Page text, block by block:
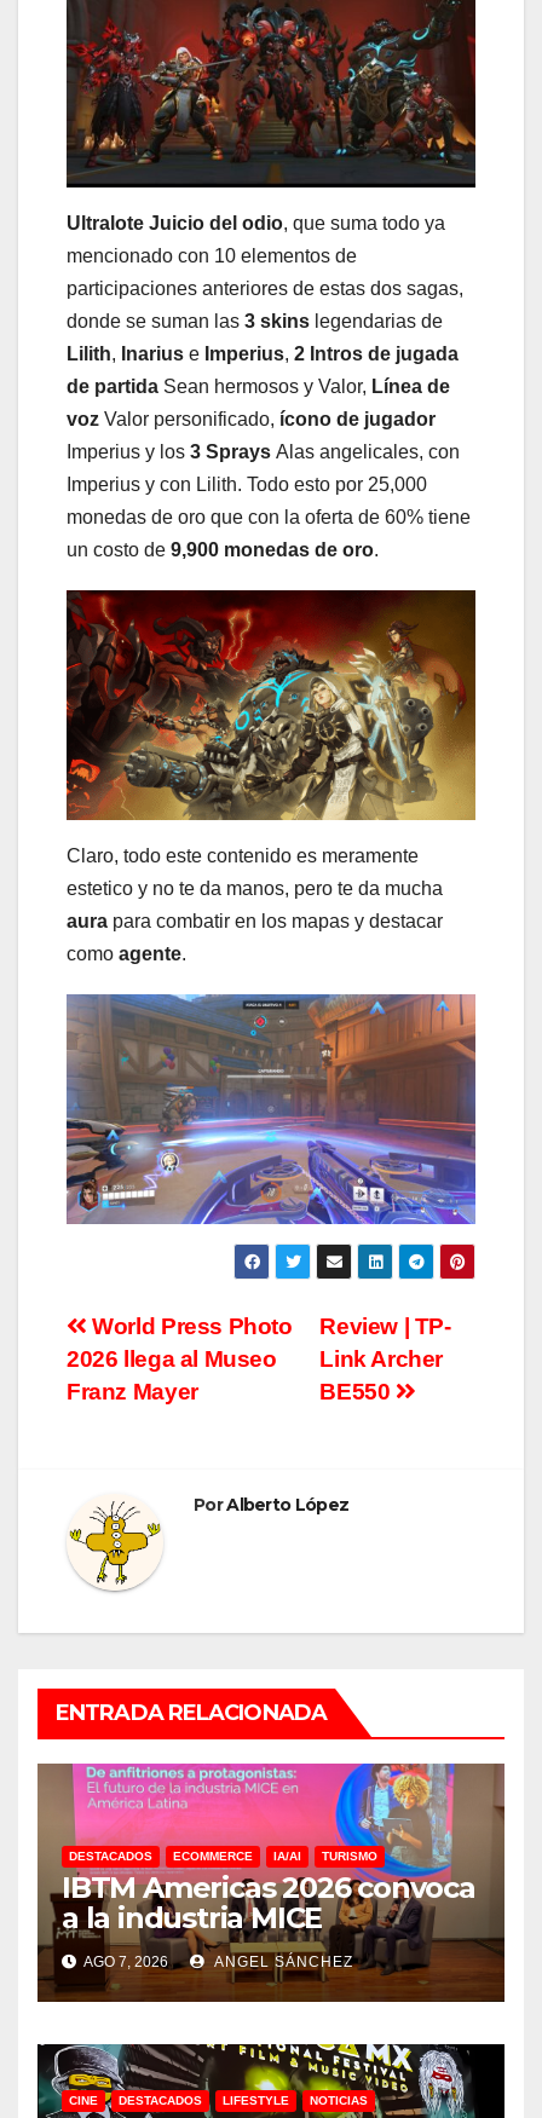
Ultralote Juicio del odio, que suma todo ya
mencionado con 10 elementos de
participaciones anteriores de estas dos sagas,
donde se suman las 3 skins legendarias de
Lilith, Inarius e Imperius, 2 Intros de jugada
de partida Sean hermosos y Valor, Línea de
voz Valor personificado, ícono de jugador
Imperius y los 3 Sprays Alas angelicales, con
Imperius y con Lilith. Todo esto por 25,000
monedas de oro que con la oferta de 60% tiene
un costo de 9,900 monedas de oro.
Claro, todo este contenido es meramente
estetico y no te da manos, pero te da mucha
aura para combatir en los mapas y destacar
como agente.
Navegación
de
Review | TP-
Link Archer
BE550
World Press Photo
2026 llega al Museo
Franz Mayer
PorAlberto López
ENTRADA RELACIONADA
DESTACADOS ECOMMERCE IA/AI TURISMO
IBTM Americas 2026 convoca
a la industria MICE
AGO 7, 2026 ANGEL SÁNCHEZ
CINE DESTACADOS LIFESTYLE NOTICIAS